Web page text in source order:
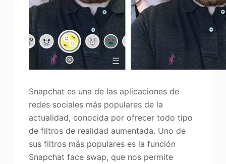
Snapchat es una de las aplicaciones de
redes sociales más populares de la
actualidad, conocida por ofrecer todo tipo
de filtros de realidad aumentada. Uno de
sus filtros más populares es la función
Snapchat face swap, que nos permite